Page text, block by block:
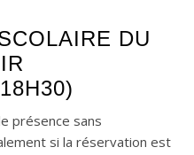
DU
présence sans
si la réservation est